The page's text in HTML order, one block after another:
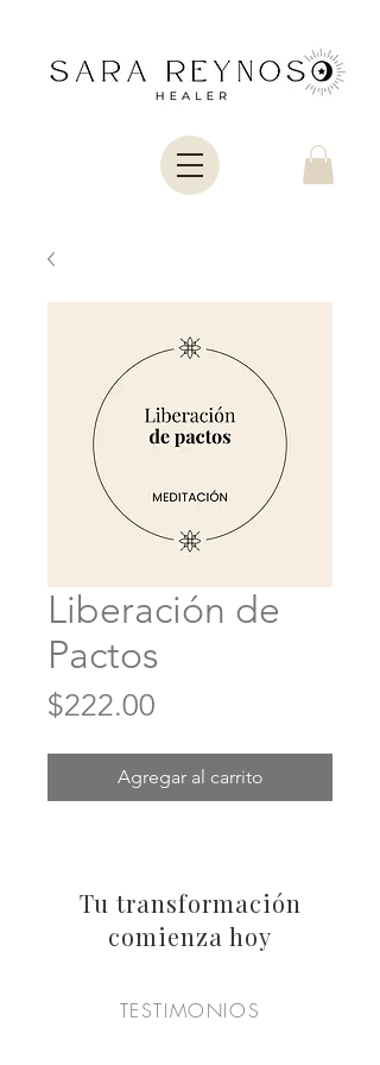
Liberación de
Pactos
$222.00
Agregar al carrito
Tu transformación
comienza hoy
TESTIMONIOS